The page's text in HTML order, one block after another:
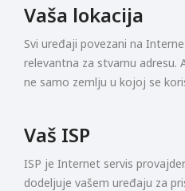
Vaša lokacija
Svi uređaji povezani na
relevantna za stvarnu adresu.
ne samo zemlju u kojoj se
Vaš ISP
ISP je Internet servis
dodeljuje vašem uređaju za